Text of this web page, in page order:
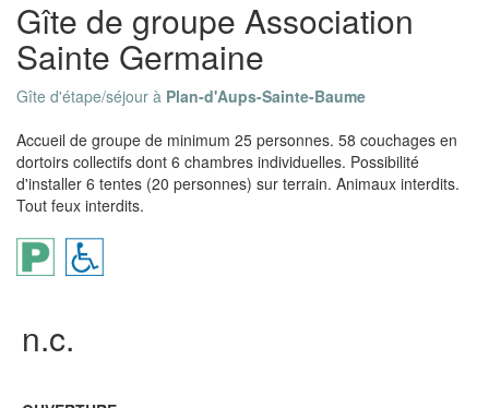
Gîte de groupe Association
Sainte Germaine
Gîte d'étape/séjour à Plan-d'Aups-Sainte-Baume
Accueil de groupe de minimum 25 personnes. 58 couchages en
dortoirs collectifs dont 6 chambres individuelles. Possibilité
d'installer 6 tentes (20 personnes) sur terrain. Animaux interdits.
Tout feux interdits.
n.c.